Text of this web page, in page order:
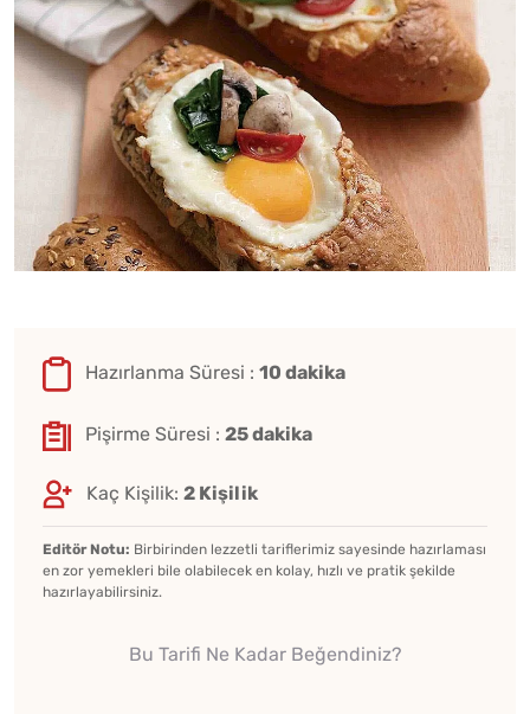
Hazırlanma Süresi : 10 dakika
Pişirme Süresi : 25 dakika
Kaç Kişilik: 2 Kişilik
Editör Notu: Birbirinden lezzetli tariflerimiz sayesinde hazırlaması
en zor yemekleri bile olabilecek en kolay, hızlı ve pratik şekilde
hazırlayabilirsiniz.
Bu Tarifi Ne Kadar Beğendiniz?